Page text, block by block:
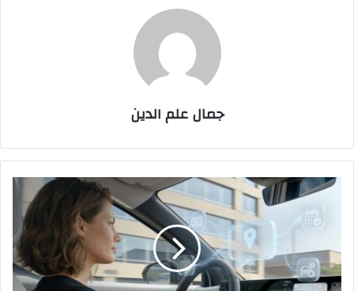
جمال علم الدين
نيسان
العملاء
قلب
رؤيتها
لمستقبل